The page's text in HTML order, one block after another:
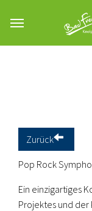
Zurück
Pop Rock
Ein einzigartiges
Projektes und